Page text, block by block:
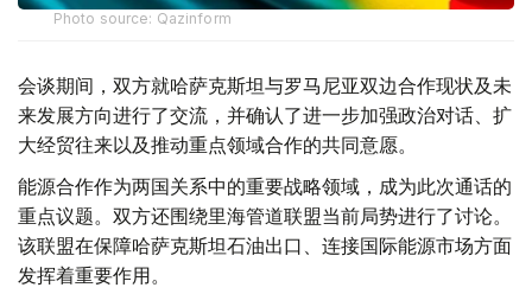
Photo source: Qazinform
会谈期间，双方就哈萨克斯坦与罗马尼亚双边合作现状及未
来发展方向进行了交流，并确认了进一步加强政治对话、扩
大经贸往来以及推动重点领域合作的共同意愿。
能源合作作为两国关系中的重要战略领域，成为此次通话的
重点议题。双方还围绕里海管道联盟当前局势进行了讨论。
该联盟在保障哈萨克斯坦石油出口、连接国际能源市场方面
发挥着重要作用。